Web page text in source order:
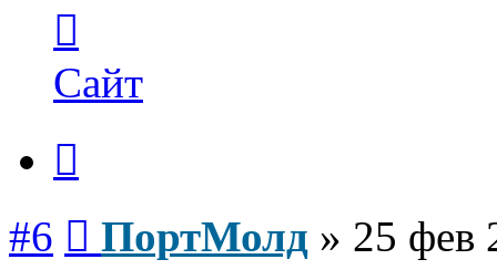
пользователя
ПортМолд
Сайт
#6 ПортМолд » 25 фев